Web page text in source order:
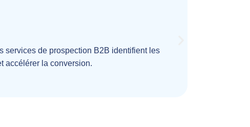
services de prospection B2B identifient les
accélérer la conversion.